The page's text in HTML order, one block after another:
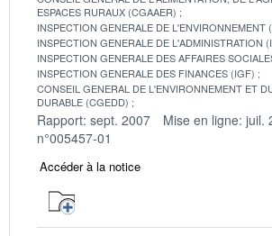
ESPACES RURAUX (CGAAER)
INSPECTION GENERALE DE L'ENVIRONNEMENT
INSPECTION GENERALE DE L'ADMINISTRATION
INSPECTION GENERALE DES AFFAIRES
INSPECTION GENERALE DES FINANCES (IGF)
CONSEIL GENERAL DE L'ENVIRONNEMENT ET
DURABLE (CGEDD)
Rapport: sept. 2007 Mise en ligne: juil.
n°005457-01
Accéder à la notice